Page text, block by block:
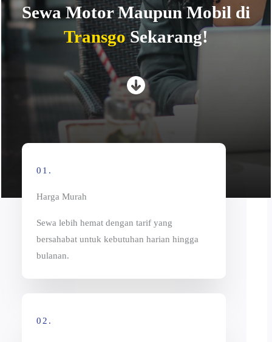
Sewa Motor Maupun Mobil di
TransgoSekarang!
01.
Harga Murah
Sewa lebih hemat dengan tarif yang
bersahabat untuk kebutuhan harian hingga
bulanan.
02.